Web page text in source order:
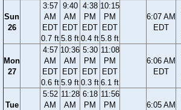
Sun
26
3:57
AM
EDT
0.7 ft
9:40
AM
EDT
5.8 ft
4:38
PM
EDT
0.4 ft
10:15
PM
EDT
5.8 ft
6:07 AM
EDT
Mon
27
4:57
AM
EDT
0.6 ft
10:36
AM
EDT
5.9 ft
5:30
PM
EDT
0.3 ft
11:08
PM
EDT
6.1 ft
6:06 AM
EDT
Tue
5:52
AM
11:28
AM
6:18
PM
11:56
PM
6:05 AM